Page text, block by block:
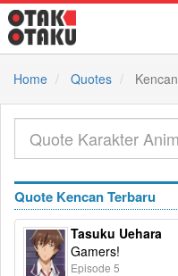
Home
Quotes Kencan
Quote Kencan Terbaru
Tasuku Uehara
Gamers!
Episode 5